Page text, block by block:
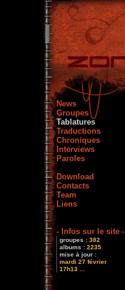
News
Groupes
Tablatures
Traductions
Chroniques
Interviews
Paroles
Download
Contacts
Team
Liens
- Infos sur le site -
groupes : 382
albums : 2235
mise à jour :
mardi 27 février
17h13 ...